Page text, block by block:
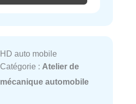
HD auto mobile
Catégorie : Atelier de
mécanique automobile